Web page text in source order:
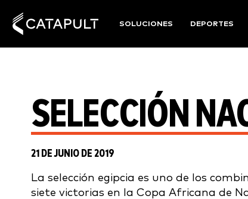
SOLUCIONES DEPORTES
SELECCIÓN
21 DE JUNIO DE 2019
La selección egipcia es uno de los
siete victorias en la Copa Africana de